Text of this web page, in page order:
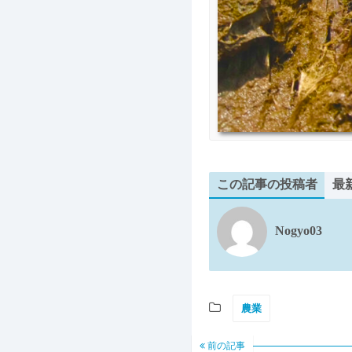
この記事の投稿者 最
Nogyo03
農業
前の記事